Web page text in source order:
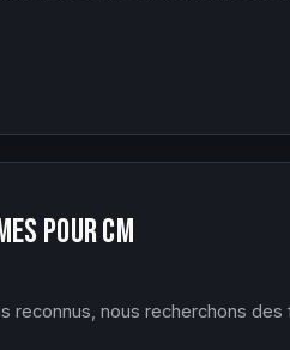
pour CM
reconnus, nous recherchons des